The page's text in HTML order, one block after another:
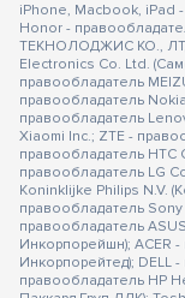
iPhone, Macbook, iPad
Honor -
ТЕКНОЛОДЖИС КО.,
Electronics Co. Ltd.
правообладатель
правообладатель
правообладатель
Xiaomi Inc.; ZTE -
правообладатель
правообладатель LG
Koninklijke Philips N.V.
правообладатель
правообладатель
Инкорпорейшн); ACER
Инкорпорейтед); DELL
правообладатель HP